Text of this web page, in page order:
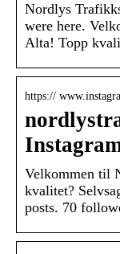
Nordlys
were here.
Alta! Topp
https://
Velkommen til
kvalitet?
posts. 70